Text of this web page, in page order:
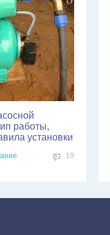
работы,
установки
19